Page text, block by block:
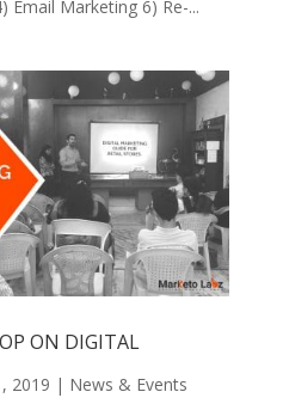
Email Marketing 6) Re-...
ON DIGITAL
2019 | News & Events